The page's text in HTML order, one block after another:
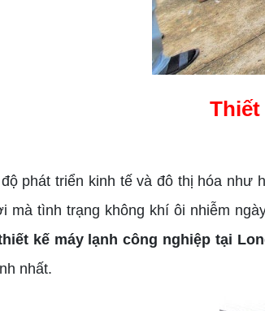
Thiết
phát triển kinh tế và đô thị hóa như
mà tình trạng không khí ôi nhiễm
kế máy lạnh công nghiệp tại
nhất.